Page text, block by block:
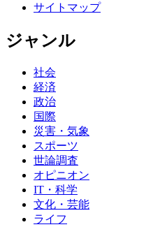
サイトマップ
ジャンル
社会
経済
政治
国際
災害・気象
スポーツ
世論調査
オピニオン
IT・科学
文化・芸能
ライフ